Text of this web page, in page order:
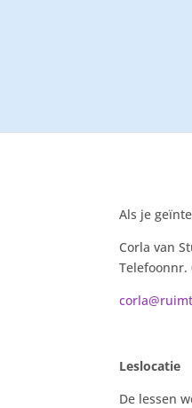
Als je
Corla van
Telefoonnr.
Leslocatie
De lessen